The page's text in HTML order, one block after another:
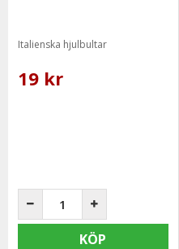
Italienska hjulbultar
19 kr
KÖP